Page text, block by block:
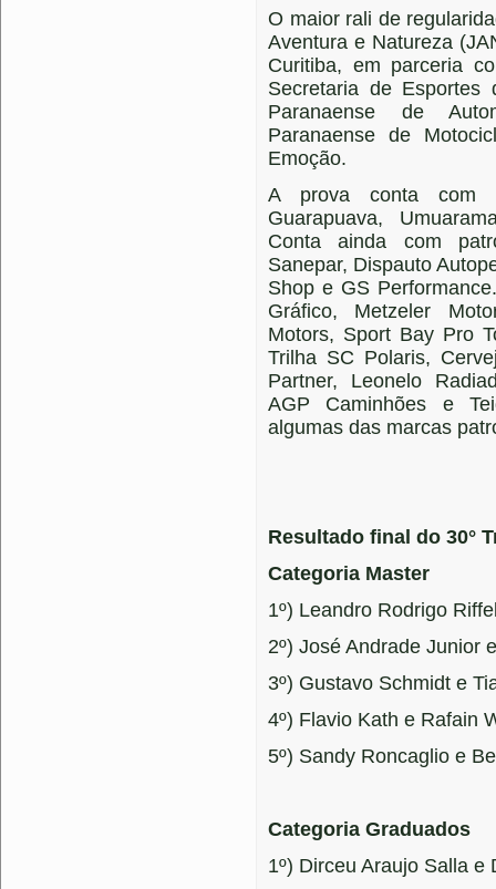
O maior rali de
Aventura e Natureza
Curitiba, em parceria
Secretaria de
Paranaense de
Paranaense de
Emoção.
A prova conta com
Guarapuava,
Conta ainda com
Sanepar, Dispauto
Shop e GS
Gráfico, Metzeler
Motors, Sport Bay Pro
Trilha SC Polaris,
Partner, Leonelo
AGP Caminhões e
algumas das marcas
Resultado final do 30°
Categoria Master
1º) Leandro Rodrigo
2º) José Andrade Junior
3º) Gustavo Schmidt e
4º) Flavio Kath e Rafain
5º) Sandy Roncaglio e
Categoria Graduados
1º) Dirceu Araujo Salla e